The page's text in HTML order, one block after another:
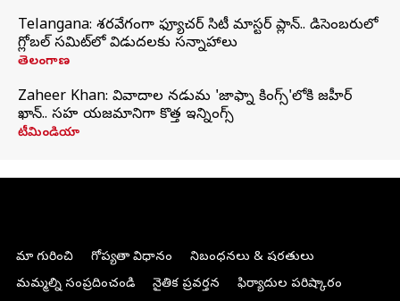
Telangana: శరవేగంగా ఫ్యూచర్ సిటీ మాస్టర్ ప్లాన్.. డిసెంబరులో
గ్లోబల్‌ సమిట్‌లో విడుదలకు సన్నాహాలు
తెలంగాణ
Zaheer Khan: వివాదాల నడుమ 'జాఫ్నా కింగ్స్'లోకి జహీర్
ఖాన్.. సహ యజమానిగా కొత్త ఇన్నింగ్స్
టీమిండియా
మా గురించి గోప్యతా విధానం
నిబంధనలు & షరతులు
మమ్మల్ని సంప్రదించండి
నైతిక ప్రవర్తన ఫిర్యాదుల పరిష్కారం